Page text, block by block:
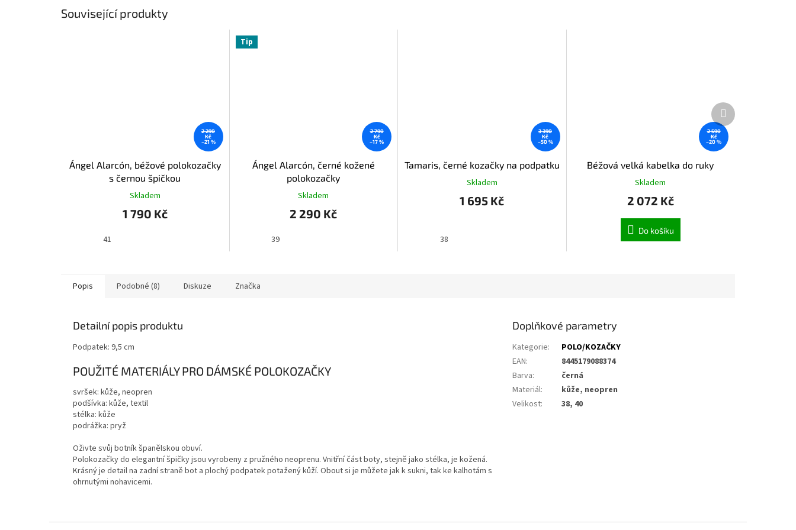
Související produkty
2 290
Kč
–21 %
Ángel Alarcón, béžové polokozačky
s černou špičkou
Skladem
1 790 Kč
41
Tip
2 790
Kč
–17 %
Ángel Alarcón, černé kožené
polokozačky
Skladem
2 290 Kč
39
3 390
Kč
–50 %
Tamaris, černé kozačky na podpatku
Skladem
1 695 Kč
38
2 590
Kč
–20 %
Béžová velká kabelka do ruky
Skladem
2 072 Kč
Do košíku
Další
produkt
Popis Podobné (8) Diskuze Značka
Detailní popis produktu
Podpatek: 9,5 cm
POUŽITÉ MATERIÁLY PRO DÁMSKÉ POLOKOZAČKY
svršek: kůže, neopren
podšívka: kůže, textil
stélka: kůže
podrážka: pryž
Oživte svůj botník španělskou obuví.
Polokozačky do elegantní špičky jsou vyrobeny z pružného neoprenu. Vnitřní část boty, stejně jako stélka, je kožená.
Krásný je detail na zadní straně bot a plochý podpatek potažený kůží. Obout si je můžete jak k sukni, tak ke kalhotám s
ohrnutými nohavicemi.
Doplňkové parametry
Kategorie:
POLO/KOZAČKY
EAN:
8445179088374
Barva:
černá
Materiál:
kůže, neopren
Velikost: 38, 40